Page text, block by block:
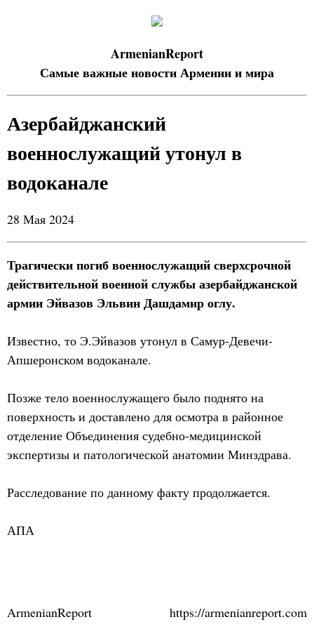
ArmenianReport
Самые важные новости Армении и мира
Азербайджанский
военнослужащий утонул в
водоканале
28 Мая 2024
Трагически погиб военнослужащий сверхсрочной
действительной военной службы азербайджанской
армии Эйвазов Эльвин Дашдамир оглу.
Известно, то Э.Эйвазов утонул в Самур-Девечи-
Апшеронском водоканале.
Позже тело военнослужащего было поднято на
поверхность и доставлено для осмотра в районное
отделение Объединения судебно-медицинской
экспертизы и патологической анатомии Минздрава.
Расследование по данному факту продолжается.
АПА
ArmenianReport https://armenianreport.com